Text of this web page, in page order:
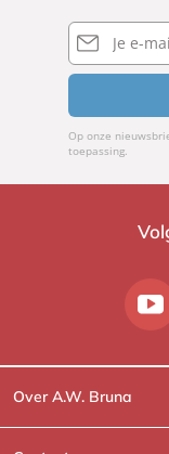
E-
mailadres
Op onze
toepassing.
Over A.W. Bruna
Wat wij doen